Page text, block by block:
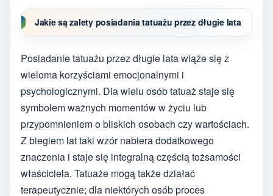
Jakie są zalety posiadania tatuażu przez długie lata
Posiadanie tatuażu przez długie lata wiąże się z
wieloma korzyściami emocjonalnymi i
psychologicznymi. Dla wielu osób tatuaż staje się
symbolem ważnych momentów w życiu lub
przypomnieniem o bliskich osobach czy wartościach.
Z biegiem lat taki wzór nabiera dodatkowego
znaczenia i staje się integralną częścią tożsamości
właściciela. Tatuaże mogą także działać
terapeutycznie; dla niektórych osób proces